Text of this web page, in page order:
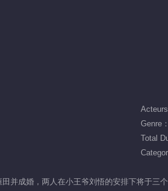
Genre
Total
并成婚，两人在小王爷刘悟的安排下将于